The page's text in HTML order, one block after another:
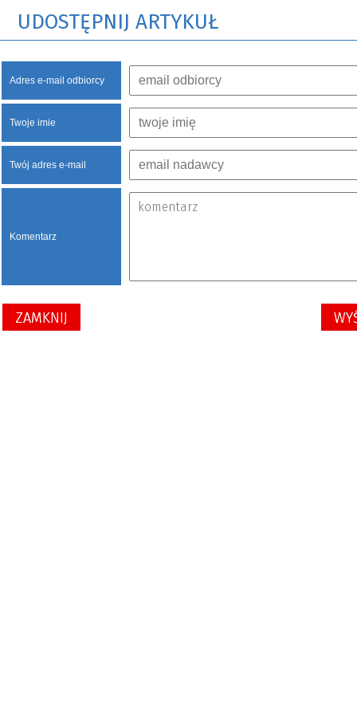
UDOSTĘPNIJ ARTYKUŁ
Adres e-mail odbiorcy
Twoje imie
Twój adres e-mail
Komentarz